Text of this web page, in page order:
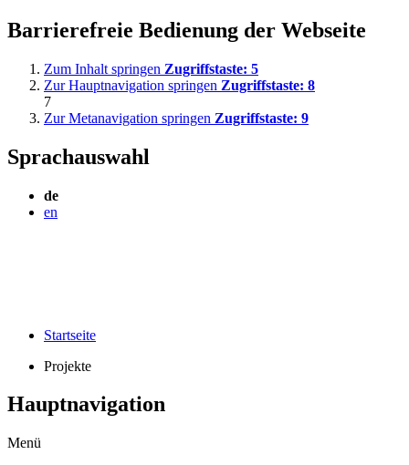
Barrierefreie Bedienung der Webseite
Zum Inhalt springen Zugriffstaste: 5
Zur Hauptnavigation springen Zugriffstaste: 8
7
Zur Metanavigation springen Zugriffstaste: 9
Sprachauswahl
de
en
Startseite
Projekte
Hauptnavigation
Menü